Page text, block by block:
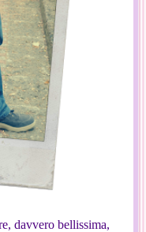
davvero bellissima,